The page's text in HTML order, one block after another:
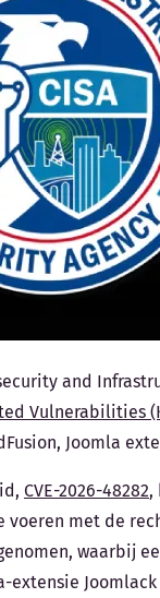
and
Vulnerabilities
Joomla
CVE-2026-48282,
met de
waarbij
extensie